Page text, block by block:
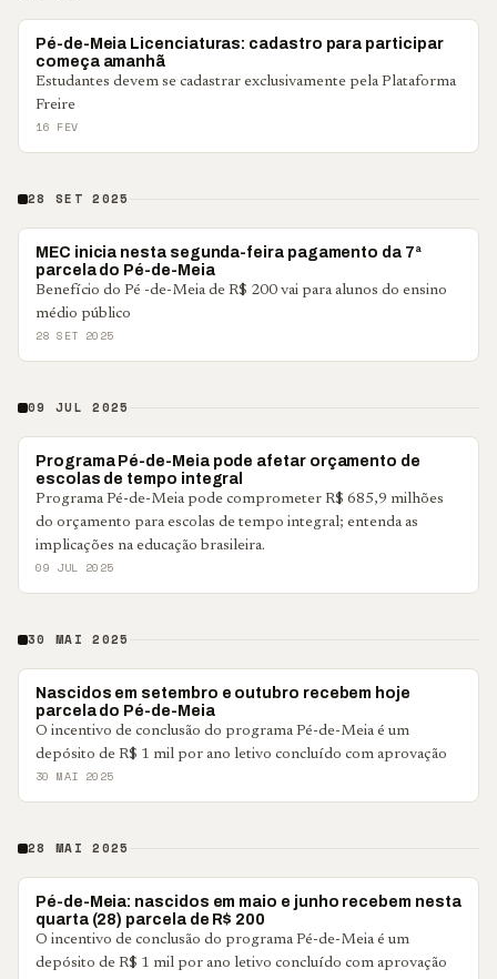
BRASIL
Pé-de-Meia Licenciaturas: cadastro para participar
começa amanhã
Estudantes devem se cadastrar exclusivamente pela Plataforma
Freire
16 FEV
28 SET 2025
CIDADES
MEC inicia nesta segunda-feira pagamento da 7ª
parcela do Pé-de-Meia
Benefício do Pé -de-Meia de R$ 200 vai para alunos do ensino
médio público
28 SET 2025
09 JUL 2025
BRASIL
Programa Pé-de-Meia pode afetar orçamento de
escolas de tempo integral
Programa Pé-de-Meia pode comprometer R$ 685,9 milhões
do orçamento para escolas de tempo integral; entenda as
implicações na educação brasileira.
09 JUL 2025
30 MAI 2025
BRASIL
Nascidos em setembro e outubro recebem hoje
parcela do Pé-de-Meia
O incentivo de conclusão do programa Pé-de-Meia é um
depósito de R$ 1 mil por ano letivo concluído com aprovação
30 MAI 2025
28 MAI 2025
BRASIL
Pé-de-Meia: nascidos em maio e junho recebem nesta
quarta (28) parcela de R$ 200
O incentivo de conclusão do programa Pé-de-Meia é um
depósito de R$ 1 mil por ano letivo concluído com aprovação